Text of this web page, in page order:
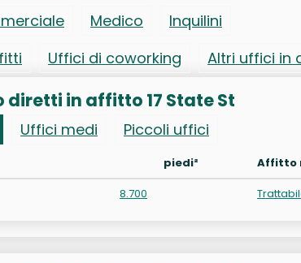
Medico
Inquilini
Uffici di coworking Altri uffici in
diretti in affitto 17 State St
Uffici medi Piccoli uffici
piedi²
Affitto
8.700